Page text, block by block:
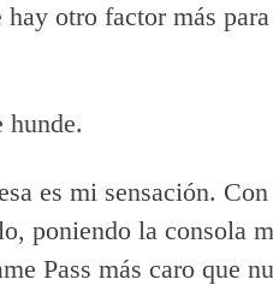
hay otro factor más
hunde.
es mi sensación.
poniendo la consola
Pass más caro que